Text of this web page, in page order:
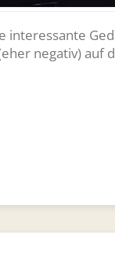
interessante
negativ) auf